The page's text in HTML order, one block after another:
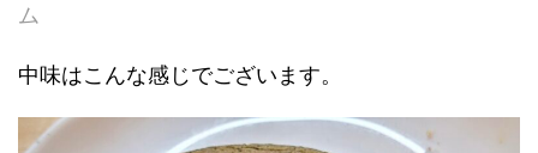
ム
中味はこんな感じでございます。